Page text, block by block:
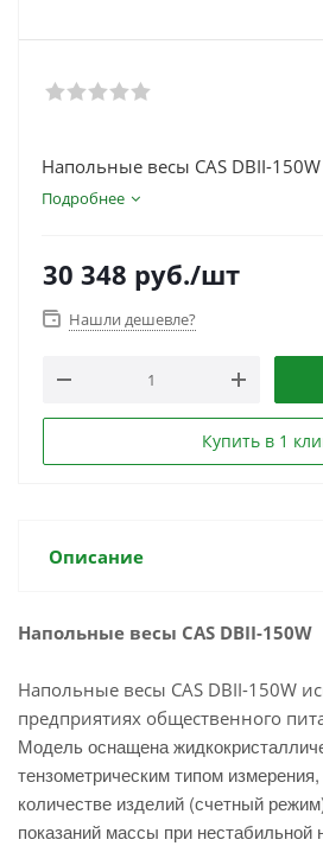
Напольные весы CAS DBII-150W
Подробнее
30 348 руб./шт
Нашли дешевле?
Купить в 1
Описание
Напольные весы CAS DBII-150W
Напольные весы CAS DBII-150W
предприятиях общественного
Модель оснащена
тензометрическим типом
количестве изделий (счетный
показаний массы при нестабильной